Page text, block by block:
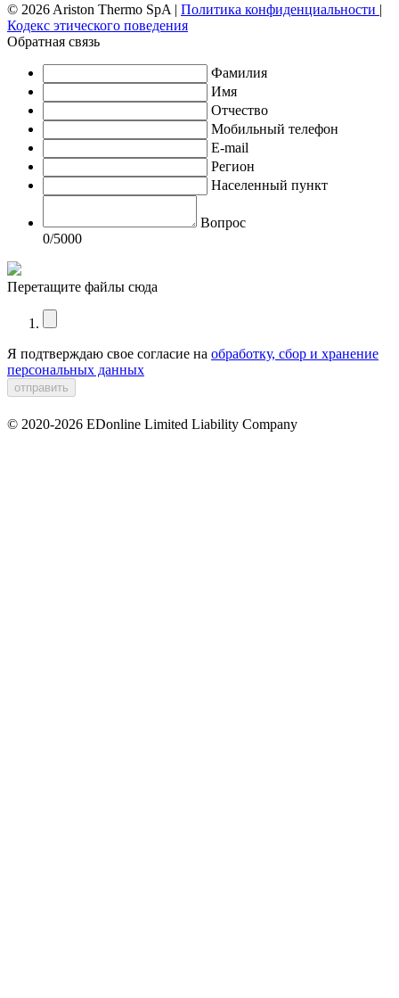
© 2026 Ariston Thermo SpA | Политика конфиденциальности |
Кодекс этического поведения
Обратная связь
Фамилия
Имя
Отчество
Мобильный телефон
E-mail
Регион
Населенный пункт
Вопрос
0/5000
Перетащите файлы сюда
Я подтверждаю свое согласие на обработку, сбор и хранение
персональных данных
© 2020-2026 EDonline Limited Liability Company